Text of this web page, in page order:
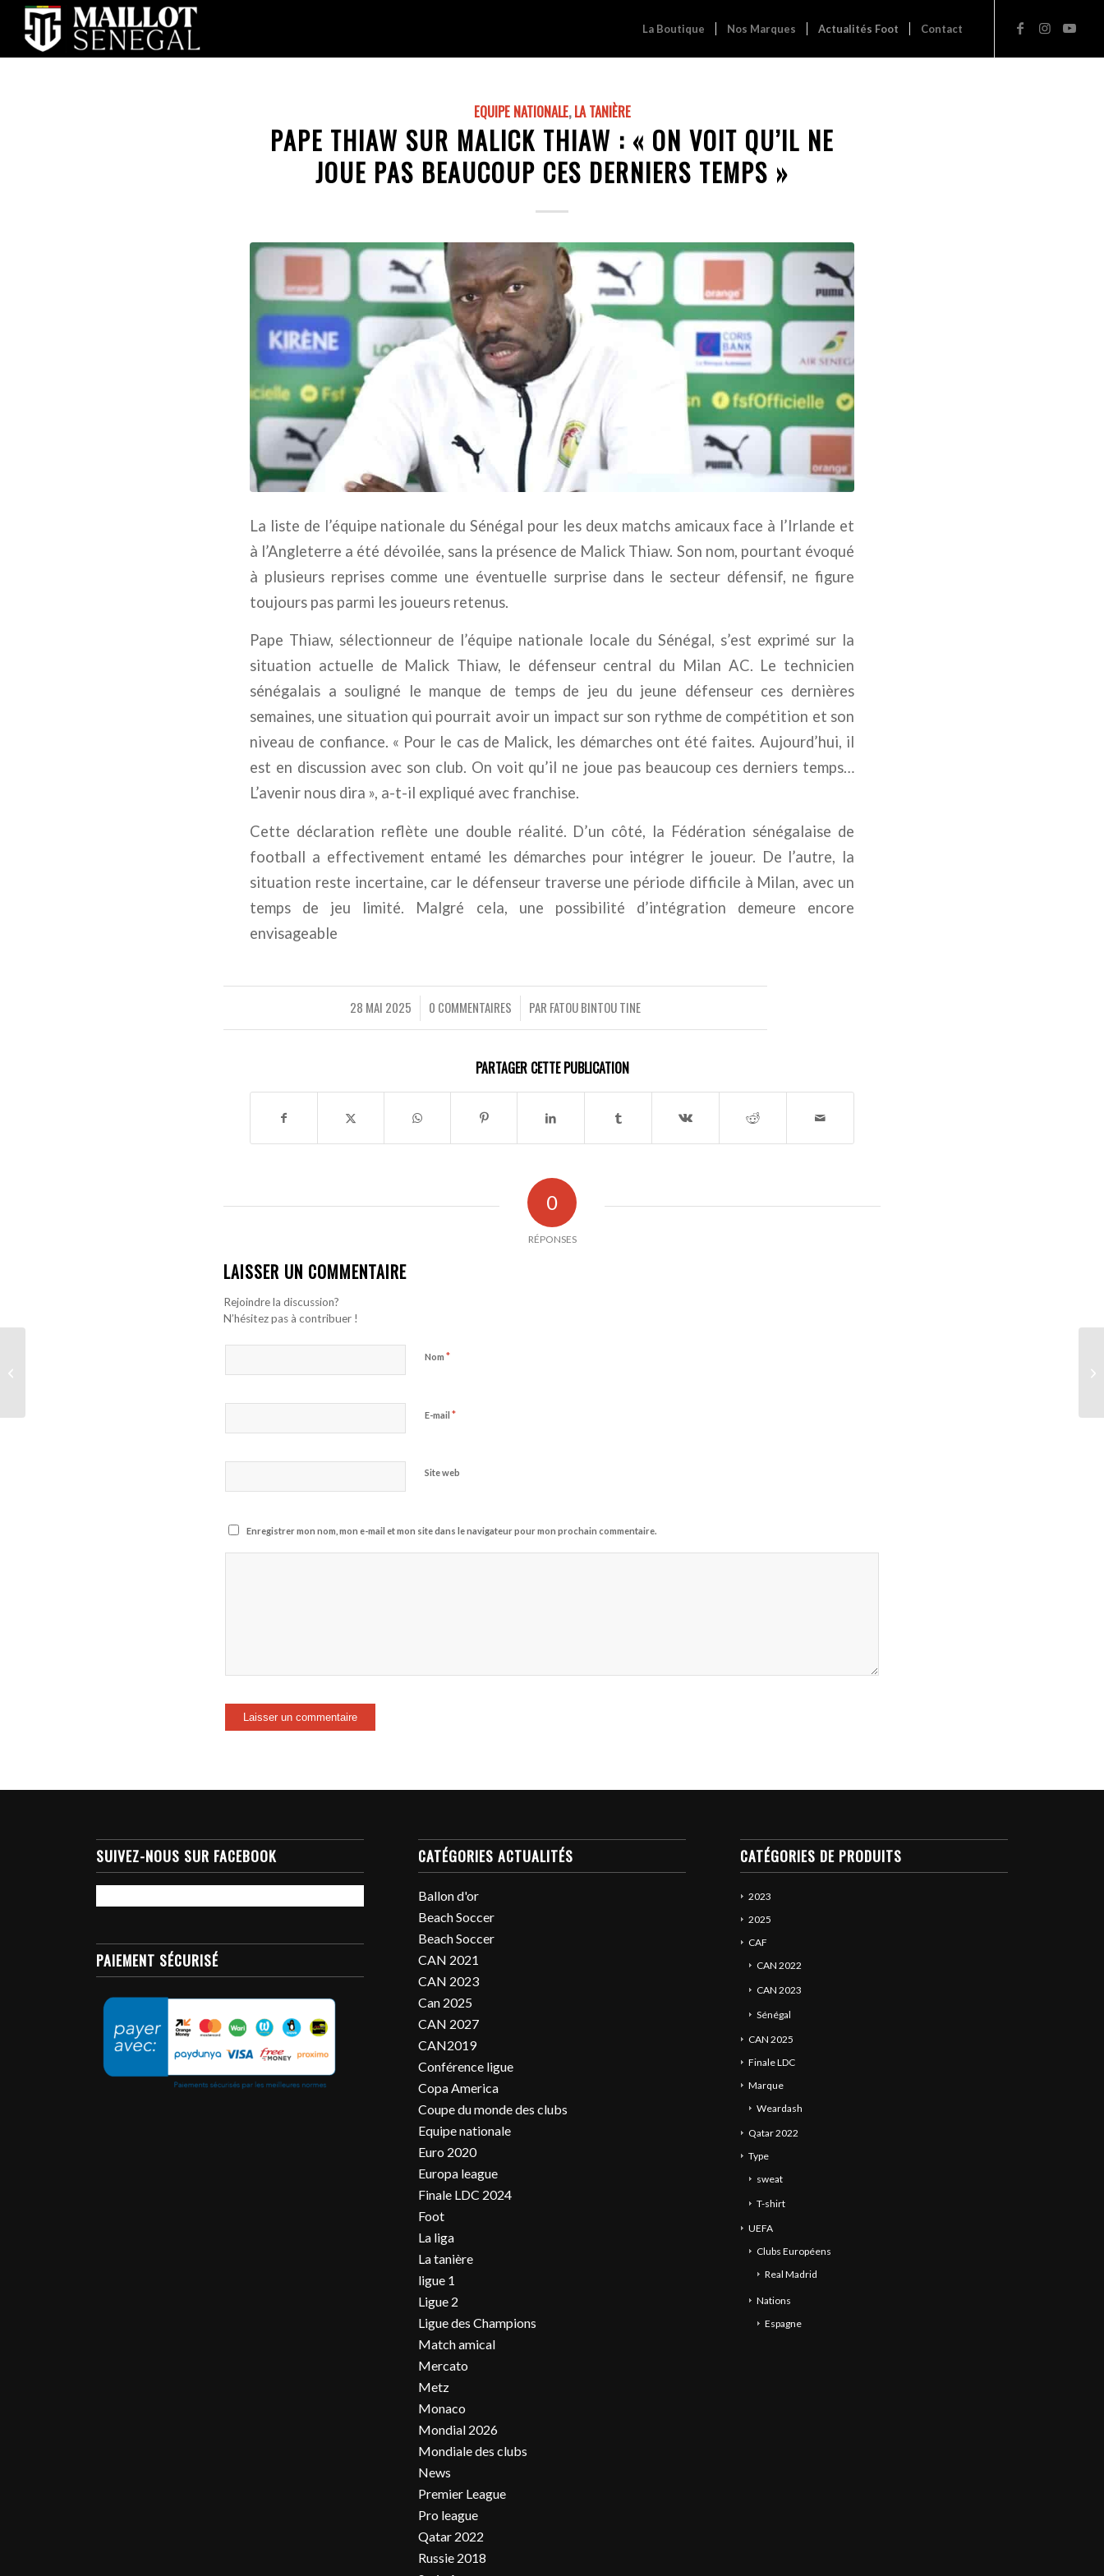
La Boutique Nos Marques Actualités Foot Contact
EQUIPE NATIONALE,LA TANIÈRE
PAPE THIAW SUR MALICK THIAW : « ON VOIT QU’IL NE
JOUE PAS BEAUCOUP CES DERNIERS TEMPS »
La liste de l’équipe nationale du Sénégal pour les deux matchs amicaux face à l’Irlande et
à l’Angleterre a été dévoilée, sans la présence de Malick Thiaw. Son nom, pourtant évoqué
à plusieurs reprises comme une éventuelle surprise dans le secteur défensif, ne figure
toujours pas parmi les joueurs retenus.
Pape Thiaw, sélectionneur de l’équipe nationale locale du Sénégal, s’est exprimé sur la
situation actuelle de Malick Thiaw, le défenseur central du Milan AC. Le technicien
sénégalais a souligné le manque de temps de jeu du jeune défenseur ces dernières
semaines, une situation qui pourrait avoir un impact sur son rythme de compétition et son
niveau de confiance. « Pour le cas de Malick, les démarches ont été faites. Aujourd’hui, il
est en discussion avec son club. On voit qu’il ne joue pas beaucoup ces derniers temps…
L’avenir nous dira », a-t-il expliqué avec franchise.
Cette déclaration reflète une double réalité. D’un côté, la Fédération sénégalaise de
football a effectivement entamé les démarches pour intégrer le joueur. De l’autre, la
situation reste incertaine, car le défenseur traverse une période difficile à Milan, avec un
temps de jeu limité. Malgré cela, une possibilité d’intégration demeure encore
envisageable
28 MAI 2025
/ 0 COMMENTAIRES
/ PAR FATOU BINTOU TINE
PARTAGER CETTE PUBLICATION
0
RÉPONSES
LAISSER UN COMMENTAIRE
Rejoindre la discussion?
N’hésitez pas à contribuer !
Nom *
E-mail *
Site web
Enregistrer mon nom, mon e-mail et mon site dans le navigateur pour mon prochain commentaire.
SUIVEZ-NOUS SUR FACEBOOK
PAIEMENT SÉCURISÉ
CATÉGORIES ACTUALITÉS
Ballon d'or
Beach Soccer
Beach Soccer
CAN 2021
CAN 2023
Can 2025
CAN 2027
CAN2019
Conférence ligue
Copa America
Coupe du monde des clubs
Equipe nationale
Euro 2020
Europa league
Finale LDC 2024
Foot
La liga
La tanière
ligue 1
Ligue 2
Ligue des Champions
Match amical
Mercato
Metz
Monaco
Mondial 2026
Mondiale des clubs
News
Premier League
Pro league
Qatar 2022
Russie 2018
CATÉGORIES DE PRODUITS
2023
2025
CAF
CAN 2022
CAN 2023
Sénégal
CAN 2025
Finale LDC
Marque
Weardash
Qatar 2022
Type
sweat
T-shirt
UEFA
Clubs Européens
Real Madrid
Nations
Espagne